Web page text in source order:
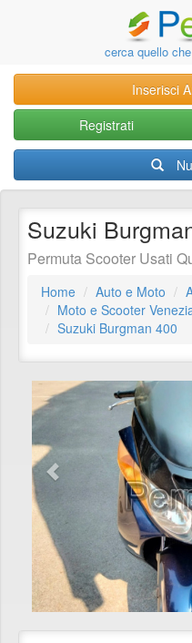
cerca quello
Inserisci
Registrati
Suzuki
Permuta Scooter Usati
Home Auto e Moto
Moto e Scooter
Suzuki Burgman 400